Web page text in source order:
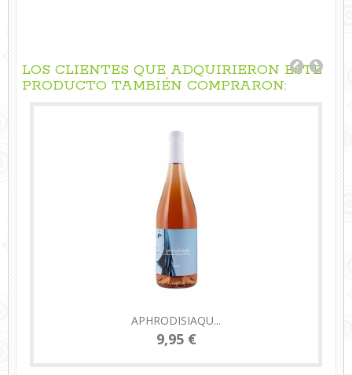
LOS CLIENTES QUE ADQUIRIERON ESTE
PRODUCTO TAMBIÉN COMPRARON:
APHRODISIAQU...
9,95 €